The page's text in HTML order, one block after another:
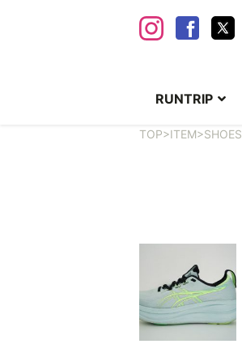
RUNTRIP
TOP>ITEM>SHOES